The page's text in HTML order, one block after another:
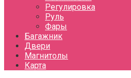
Регулировка
Руль
Фары
Багажник
Двери
Магнитолы
Карта